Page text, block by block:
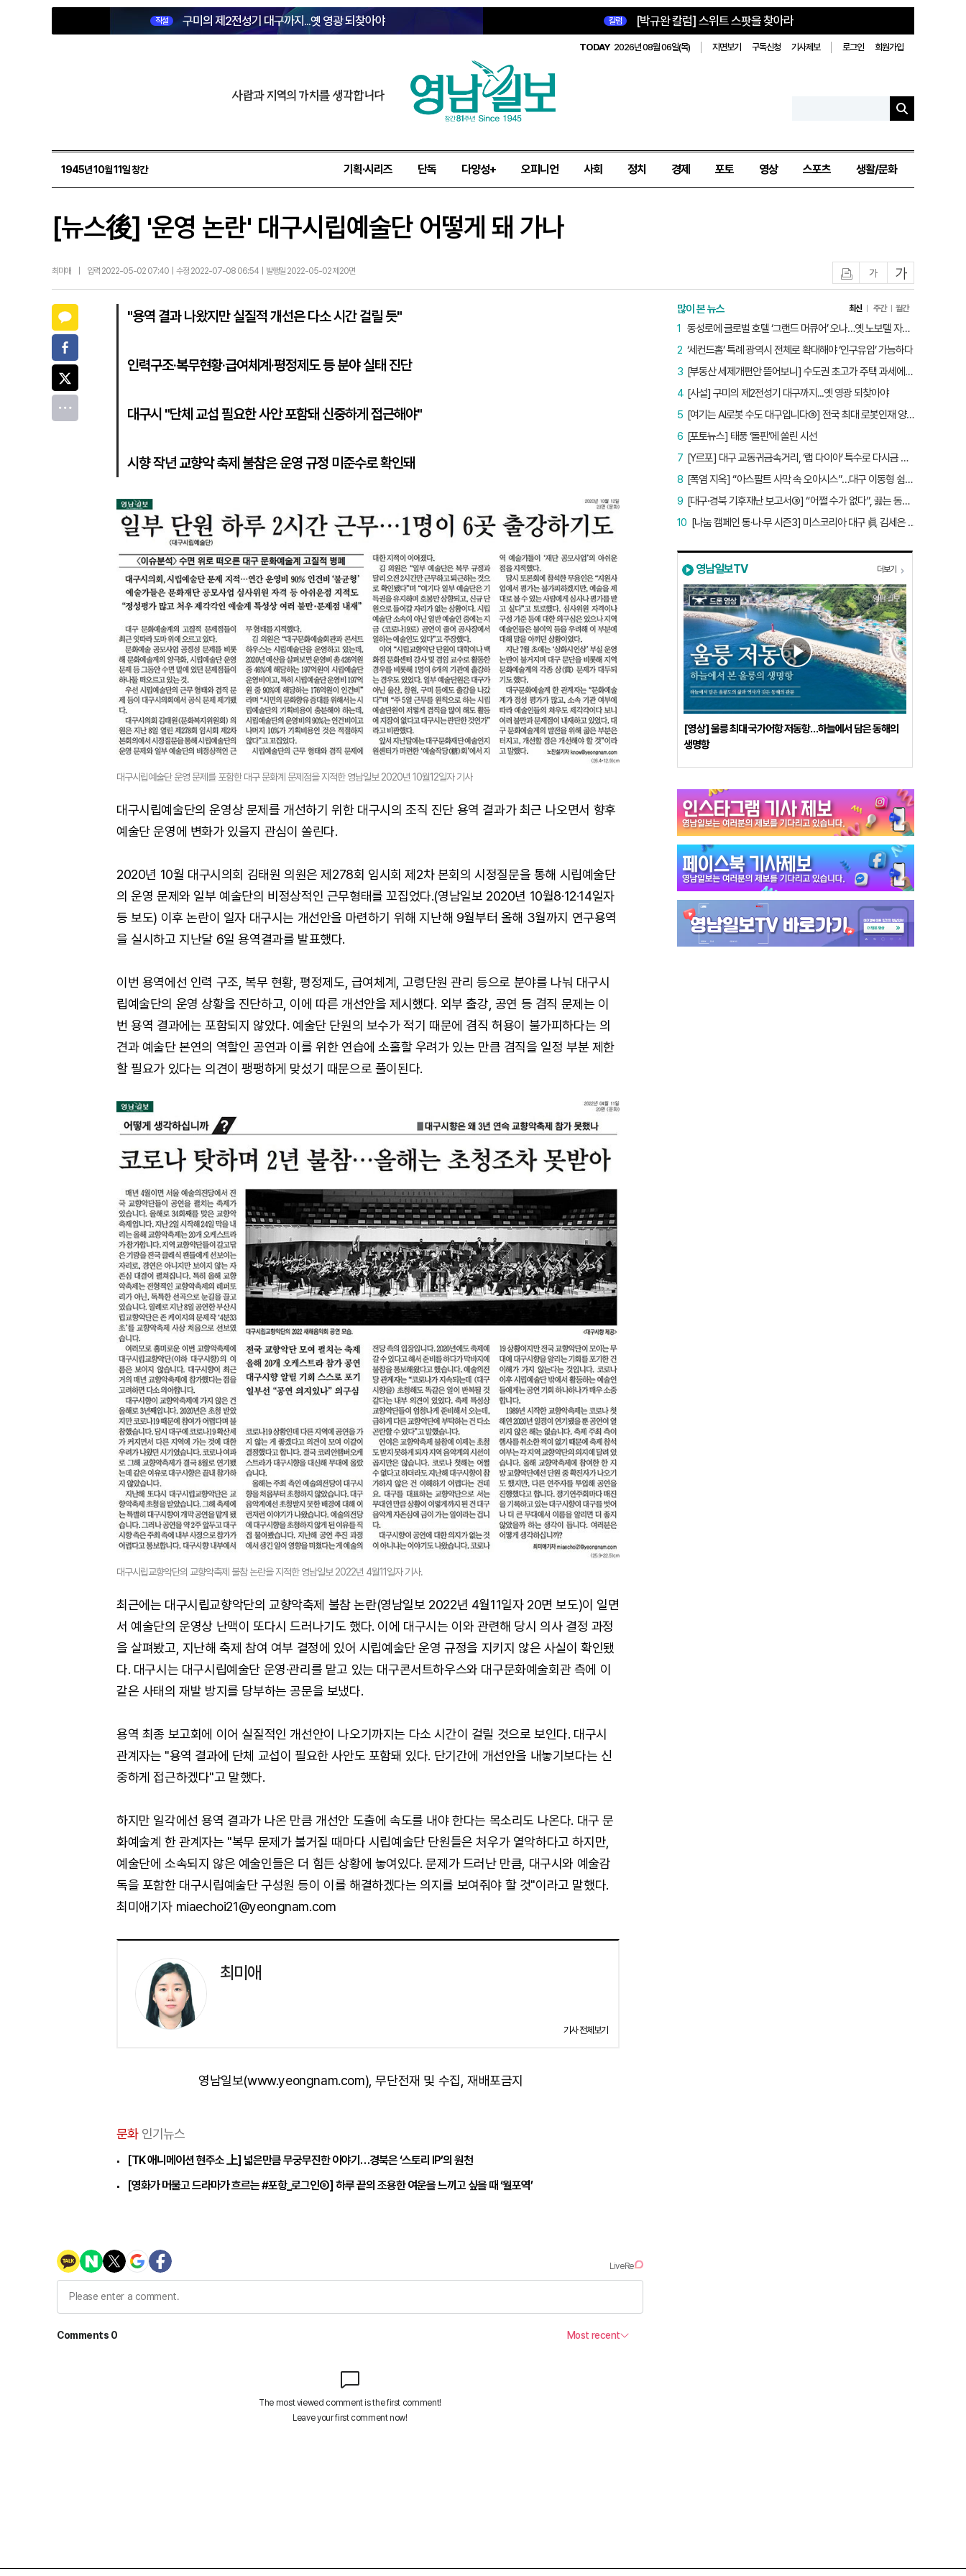
직설 구미의 제2전성기 대구까지...옛 영광 되찾아야 칼럼 [박규완 칼럼] 스위트 스팟을 찾아라
TODAY 2026년 08월 06일(목) 지면보기 구독신청 기사제보 로그인 회원가입
사람과 지역의 가치를 생각합니다
1945년 10월 11일 창간 기획·시리즈 단독 다양성+ 오피니언 사회 정치 경제 포토 영상 스포츠 생활/문화
[뉴스後] '운영 논란' 대구시립예술단 어떻게 돼 가나
최미애 입력 2022-05-02 07:40 | 수정 2022-07-08 06:54 | 발행일 2022-05-02 제20면 글자작게글자크게
"용역 결과 나왔지만 실질적 개선은 다소 시간 걸릴 듯"
인력구조·복무현황·급여체계·평정제도 등 분야 실태 진단
대구시 "단체 교섭 필요한 사안 포함돼 신중하게 접근해야"
시향 작년 교향악 축제 불참은 운영 규정 미준수로 확인돼
대구시립예술단 운영 문제를 포함한 대구 문화계 문제점을 지적한 영남일보 2020년 10월12일자 기사
대구시립예술단의 운영상 문제를 개선하기 위한 대구시의 조직 진단 용역 결과가 최근 나오면서 향후
예술단 운영에 변화가 있을지 관심이 쏠린다.
2020년 10월 대구시의회 김태원 의원은 제278회 임시회 제2차 본회의 시정질문을 통해 시립예술단
의 운영 문제와 일부 예술단의 비정상적인 근무형태를 꼬집었다.(영남일보 2020년 10월8·12·14일자
등 보도) 이후 논란이 일자 대구시는 개선안을 마련하기 위해 지난해 9월부터 올해 3월까지 연구용역
을 실시하고 지난달 6일 용역결과를 발표했다.
이번 용역에선 인력 구조, 복무 현황, 평정제도, 급여체계, 고령단원 관리 등으로 분야를 나눠 대구시
립예술단의 운영 상황을 진단하고, 이에 따른 개선안을 제시했다. 외부 출강, 공연 등 겸직 문제는 이
번 용역 결과에는 포함되지 않았다. 예술단 단원의 보수가 적기 때문에 겸직 허용이 불가피하다는 의
견과 예술단 본연의 역할인 공연과 이를 위한 연습에 소홀할 우려가 있는 만큼 겸직을 일정 부분 제한
할 필요가 있다는 의견이 팽팽하게 맞섰기 때문으로 풀이된다.
대구시립교향악단의 교향악축제 불참 논란을 지적한 영남일보 2022년 4월11일자 기사.
최근에는 대구시립교향악단의 교향악축제 불참 논란(영남일보 2022년 4월11일자 20면 보도)이 일면
서 예술단의 운영상 난맥이 또다시 드러나기도 했다. 이에 대구시는 이와 관련해 당시 의사 결정 과정
을 살펴봤고, 지난해 축제 참여 여부 결정에 있어 시립예술단 운영 규정을 지키지 않은 사실이 확인됐
다. 대구시는 대구시립예술단 운영·관리를 맡고 있는 대구콘서트하우스와 대구문화예술회관 측에 이
같은 사태의 재발 방지를 당부하는 공문을 보냈다.
용역 최종 보고회에 이어 실질적인 개선안이 나오기까지는 다소 시간이 걸릴 것으로 보인다. 대구시
관계자는 "용역 결과에 단체 교섭이 필요한 사안도 포함돼 있다. 단기간에 개선안을 내놓기보다는 신
중하게 접근하겠다"고 말했다.
하지만 일각에선 용역 결과가 나온 만큼 개선안 도출에 속도를 내야 한다는 목소리도 나온다. 대구 문
화예술계 한 관계자는 "복무 문제가 불거질 때마다 시립예술단 단원들은 처우가 열악하다고 하지만,
예술단에 소속되지 않은 예술인들은 더 힘든 상황에 놓여있다. 문제가 드러난 만큼, 대구시와 예술감
독을 포함한 대구시립예술단 구성원 등이 이를 해결하겠다는 의지를 보여줘야 할 것"이라고 말했다.
최미애기자 miaechoi21@yeongnam.com
최미애
기사 전체보기
영남일보(www.yeongnam.com), 무단전재 및 수집, 재배포금지
문화 인기뉴스
[TK 애니메이션 현주소 上] 넓은만큼 무궁무진한 이야기…경북은 ‘스토리 IP’의 원천
[영화가 머물고 드라마가 흐르는 #포항_로그인⑨] 하루 끝의 조용한 여운을 느끼고 싶을 때 ‘월포역’
많이 본 뉴스 최신 주간 월간
동성로에 글로벌 호텔 ‘그랜드 머큐어’ 오나…옛 노보텔 자리 사무실 개설
1
‘세컨드홈’ 특례 광역시 전체로 확대해야 ‘인구유입’ 가능하다
2
[부동산 세제개편안 뜯어보니] 수도권 초고가 주택 과세에만 초점…침체된 지방 부동산 대책은 없다
3
[사설] 구미의 제2전성기 대구까지...옛 영광 되찾아야
4
[여기는 AI로봇 수도 대구입니다⑤] 전국 최대 로봇인재 양성소…“대구산업 맞춤형 교육과정 만들자”
5
[포토뉴스] 태풍 ‘돌핀’에 쏠린 시선
6
[Y르포] 대구 교동귀금속거리, ‘랩 다이아’ 특수로 다시금 활기…“반짝 인기 의존 않는 지속 가능 성장 동력 마련해야”
7
[폭염 지옥] “아스팔트 사막 속 오아시스”…대구 이동형 쉼터 버스 ‘북적’, 지하철역도 ‘바글’
8
[대구·경북 기후재난 보고서③] “어쩔 수가 없다”, 끓는 동해…‘절멸 위기’ 경북 수산업
9
[나눔 캠페인 통·나·무 시즌3] 미스코리아 대구 眞 김세은 “내가 받은 응원, 다음 사람에게”
10
영남일보TV 더보기
[영상] 울릉 최대 국가어항 저동항…하늘에서 담은 동해의
생명항